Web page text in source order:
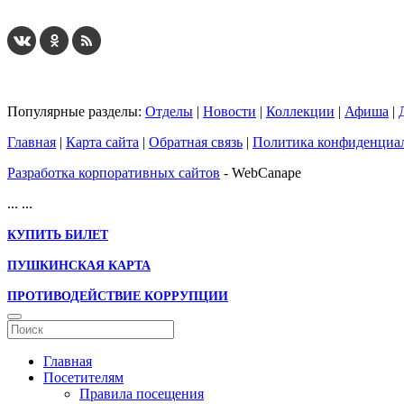
Популярные разделы: Отделы | Новости | Коллекции | Афиша |
Главная | Карта сайта | Обратная связь | Политика
Разработка корпоративных сайтов - WebCanape
... ...
КУПИТЬ БИЛЕТ
ПУШКИНСКАЯ КАРТА
ПРОТИВОДЕЙСТВИЕ КОРРУПЦИИ
Главная
Посетителям
Правила посещения